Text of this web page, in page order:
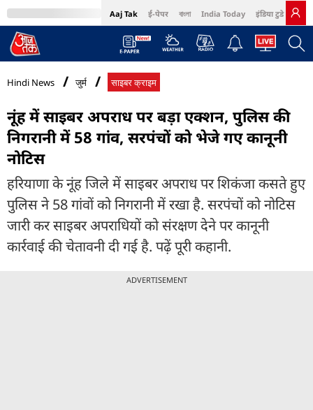
Aaj Tak ई-पेपर বাংলা India Today इंडिया टुडे हिंदी
MumbaiTak Cosmopolitan Harper's Bazaar Northeast
Hindi News जुर्म साइबर क्राइम
नूंह में साइबर अपराध पर बड़ा एक्शन, पुलिस की
निगरानी में 58 गांव, सरपंचों को भेजे गए कानूनी
नोटिस
हरियाणा के नूंह जिले में साइबर अपराध पर शिकंजा कसते हुए
पुलिस ने 58 गांवों को निगरानी में रखा है. सरपंचों को नोटिस
जारी कर साइबर अपराधियों को संरक्षण देने पर कानूनी
कार्रवाई की चेतावनी दी गई है. पढ़ें पूरी कहानी.
ADVERTISEMENT